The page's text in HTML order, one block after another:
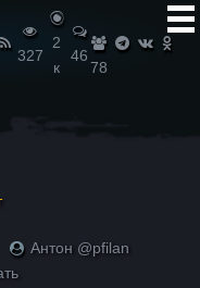
327
2
к
46
78
Антон @pfilan